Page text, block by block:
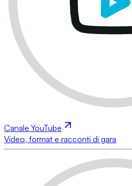
Canale YouTube
Video, format e racconti di gara